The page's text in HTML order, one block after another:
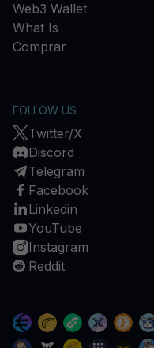
Web3 Wallet
What Is
Comprar
FOLLOW US
Twitter/X
Discord
Telegram
Facebook
Linkedin
YouTube
Instagram
Reddit